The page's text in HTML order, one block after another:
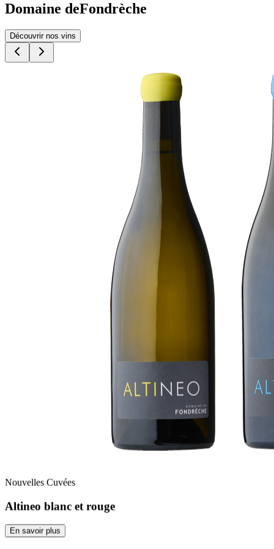
Domaine deFondrèche
Découvrir nos vins
Nouvelles Cuvées
Altineo blanc et rouge
En savoir plus